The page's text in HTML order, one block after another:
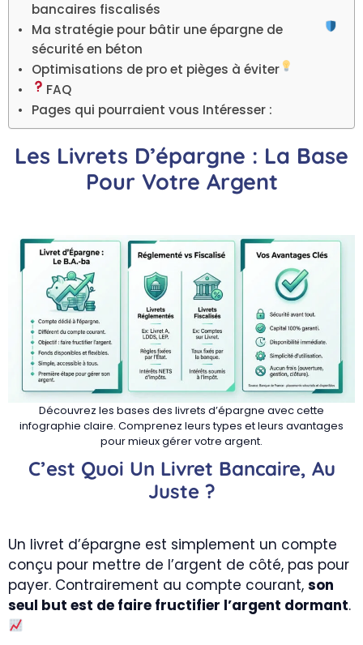
bancaires fiscalisés
Ma stratégie pour bâtir une épargne de
sécurité en béton
Optimisations de pro et pièges à éviter
FAQ
Pages qui pourraient vous Intéresser :
Les Livrets D’épargne : La Base
Pour Votre Argent
Découvrez les bases des livrets d’épargne avec cette
infographie claire. Comprenez leurs types et leurs avantages
pour mieux gérer votre argent.
C’est Quoi Un Livret Bancaire, Au
Juste ?
Un livret d’épargne est simplement un compte
conçu pour mettre de l’argent de côté, pas pour
payer. Contrairement au compte courant, son
seul but est de faire fructifier l’argent dormant.